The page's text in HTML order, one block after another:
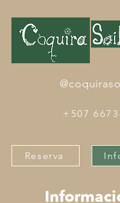
+507
Reserva